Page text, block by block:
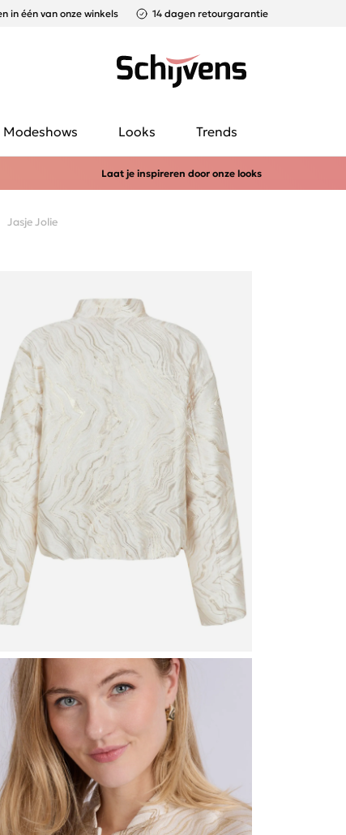
in één van onze winkels 14 dagen retourgarantie
Modeshows Looks Trends
Laat je inspireren door onze looks
Jasje Jolie